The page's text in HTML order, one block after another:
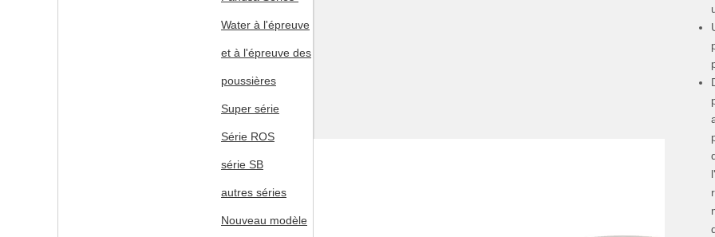
Water à l'épreuve
et à l'épreuve des
poussières
Super série
Série ROS
série SB
autres séries
Nouveau modèle